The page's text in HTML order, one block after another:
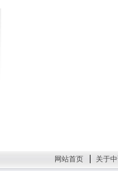
网站首页 关于